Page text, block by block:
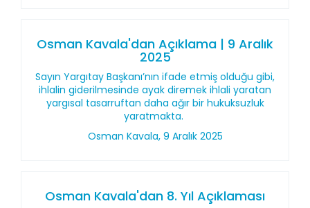
Osman Kavala'dan Açıklama | 9 Aralık
2025
Sayın Yargıtay Başkanı’nın ifade etmiş olduğu gibi,
ihlalin giderilmesinde ayak diremek ihlali yaratan
yargısal tasarruftan daha ağır bir hukuksuzluk
yaratmakta.
Osman Kavala, 9 Aralık 2025
Osman Kavala'dan 8. Yıl Açıklaması